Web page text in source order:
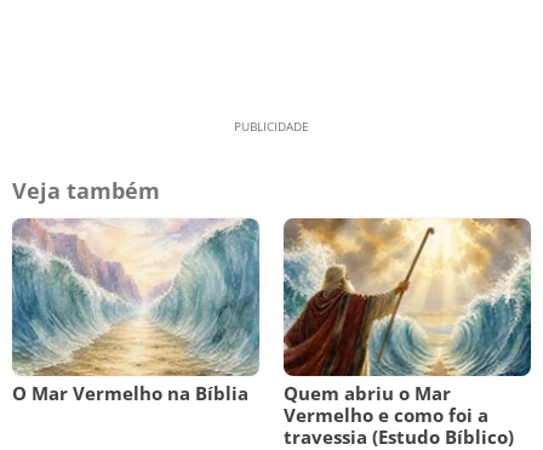
Veja também
O Mar Vermelho na Bíblia
Quem abriu o Mar
Vermelho e como foi a
travessia (Estudo Bíblico)